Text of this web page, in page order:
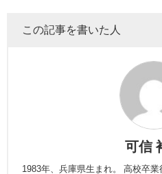
この記事を書いた人
可信
1983年、兵庫県生まれ。 高校卒